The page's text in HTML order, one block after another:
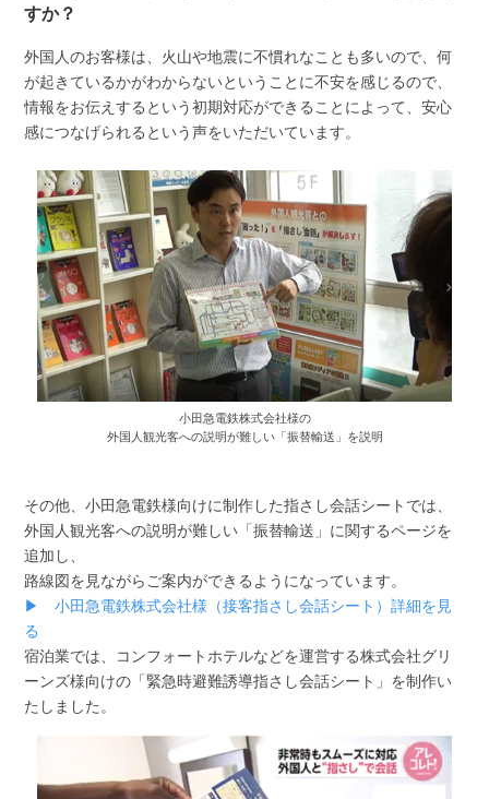
すか？
外国人のお客様は、火山や地震に不慣れなことも多いので、何
が起きているかがわからないということに不安を感じるので、
情報をお伝えするという初期対応ができることによって、安心
感につなげられるという声をいただいています。
小田急電鉄株式会社様の
外国人観光客への説明が難しい「振替輸送」を説明
その他、小田急電鉄様向けに制作した指さし会話シートでは、
外国人観光客への説明が難しい「振替輸送」に関するページを
追加し、
路線図を見ながらご案内ができるようになっています。
▶ 小田急電鉄株式会社様（接客指さし会話シート）詳細を見
る
宿泊業では、コンフォートホテルなどを運営する株式会社グリ
ーンズ様向けの「緊急時避難誘導指さし会話シート」を制作い
たしました。